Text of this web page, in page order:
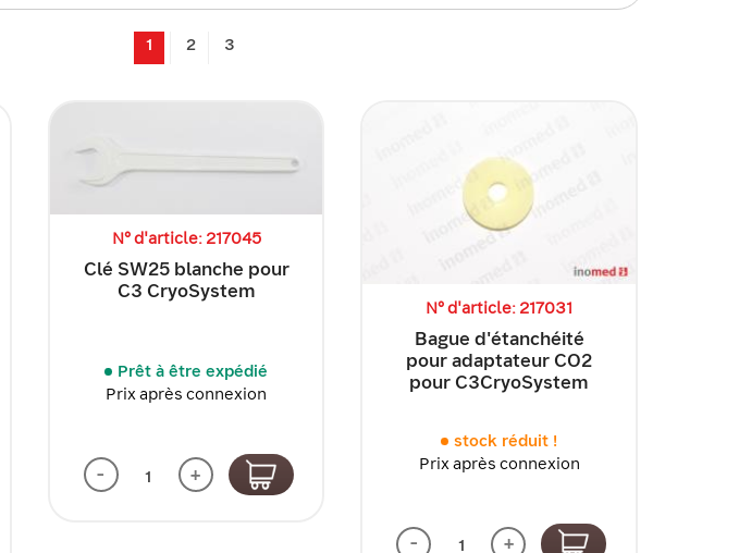
1 2 3
N° d'article: 217045
Clé SW25 blanche pour
C3 CryoSystem
Prêt à être expédié
Prix après connexion
- +
N° d'article: 217031
Bague d'étanchéité
pour adaptateur CO2
pour C3CryoSystem
stock réduit !
Prix après connexion
- +